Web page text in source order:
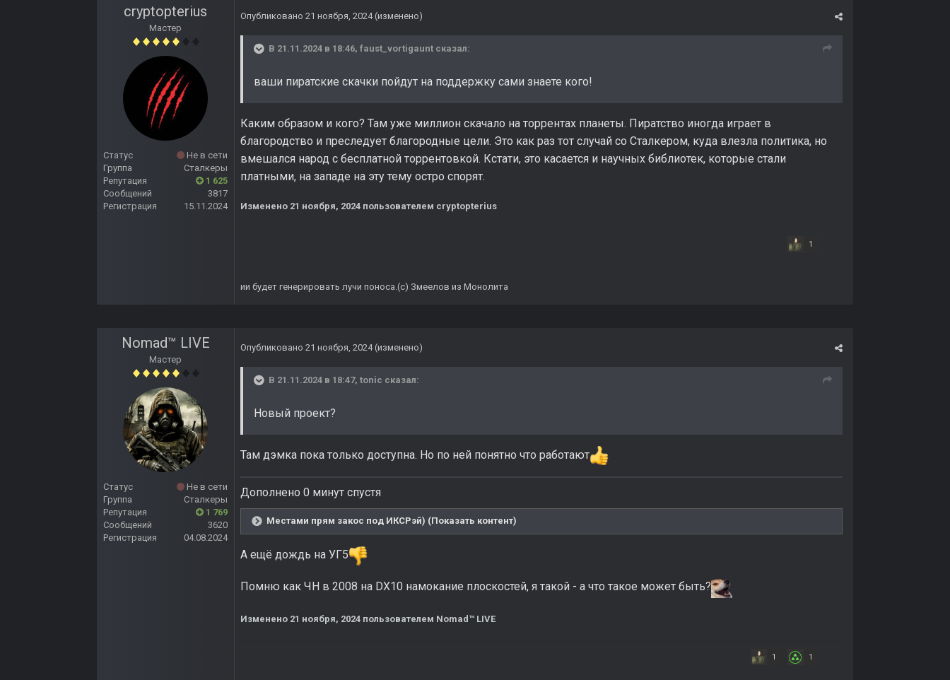
cryptopterius
Мастер
Статус
Не в сети
Группа
Сталкеры
Репутация
1 625
Сообщений
3817
Регистрация
15.11.2024
Опубликовано 21 ноября, 2024 (изменено)
В 21.11.2024 в 18:46, faust_vortigaunt сказал:
ваши пиратские скачки пойдут на поддержку сами знаете кого!
Каким образом и кого? Там уже миллион скачало на торрентах планеты. Пиратство иногда играет в
благородство и преследует благородные цели. Это как раз тот случай со Сталкером, куда влезла политика, но
вмешался народ с бесплатной торрентовкой. Кстати, это касается и научных библиотек, которые стали
платными, на западе на эту тему остро спорят.
Изменено 21 ноября, 2024 пользователем cryptopterius
1
ии будет генерировать лучи поноса.(с) Змеелов из Монолита
Nomad™ LIVE
Мастер
Статус
Не в сети
Группа
Сталкеры
Репутация
1 769
Сообщений
3620
Регистрация
04.08.2024
Опубликовано 21 ноября, 2024 (изменено)
В 21.11.2024 в 18:47, tonic сказал:
Новый проект?
Там дэмка пока только доступна. Но по ней понятно что работают
Дополнено 0 минут спустя
Местами прям закос под ИКСРэй) (Показать контент)
А ещё дождь на УГ5
Помню как ЧН в 2008 на DX10 намокание плоскостей, я такой - а что такое может быть?
Изменено 21 ноября, 2024 пользователем Nomad™ LIVE
1 1